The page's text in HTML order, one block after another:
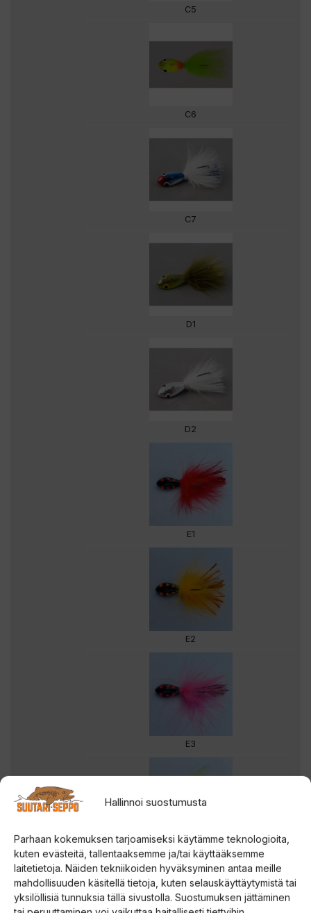
Hallinnoi suostumusta
Parhaan kokemuksen tarjoamiseksi käytämme teknologioita,
kuten evästeitä, tallentaaksemme ja/tai käyttääksemme
laitetietoja. Näiden tekniikoiden hyväksyminen antaa meille
mahdollisuuden käsitellä tietoja, kuten selauskäyttäytymistä tai
yksilöllisiä tunnuksia tällä sivustolla. Suostumuksen jättäminen
C5
C6
C7
D1
D2
E1
E2
E3
E4